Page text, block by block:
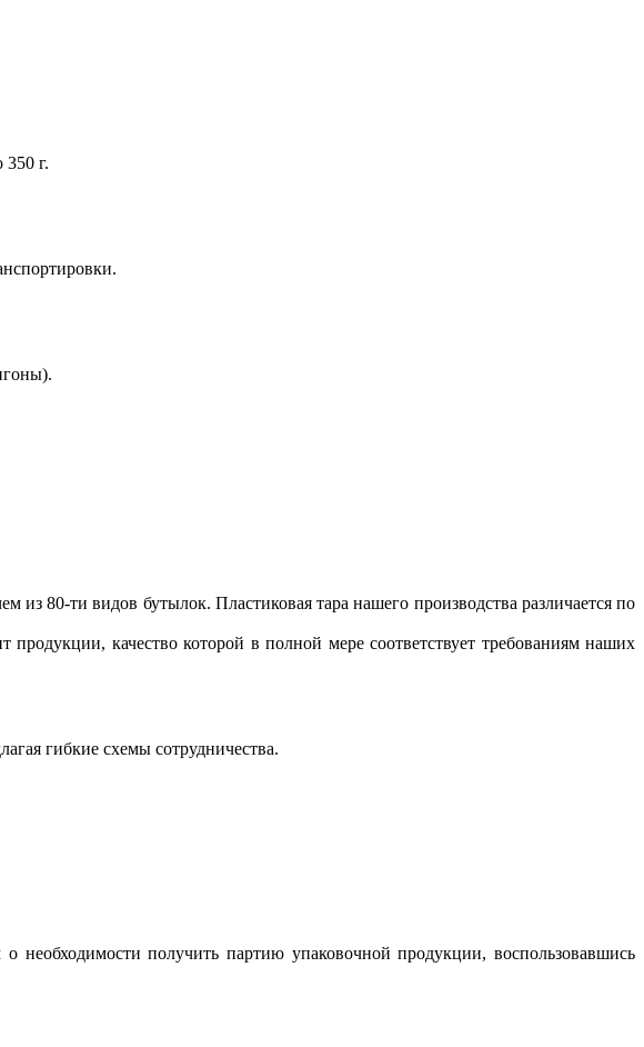
350 г.
80-ти видов бутылок. Пластиковая тара нашего производства различается по
качество которой в полной мере соответствует требованиям наших
гибкие схемы сотрудничества.
получить партию упаковочной продукции, воспользовавшись